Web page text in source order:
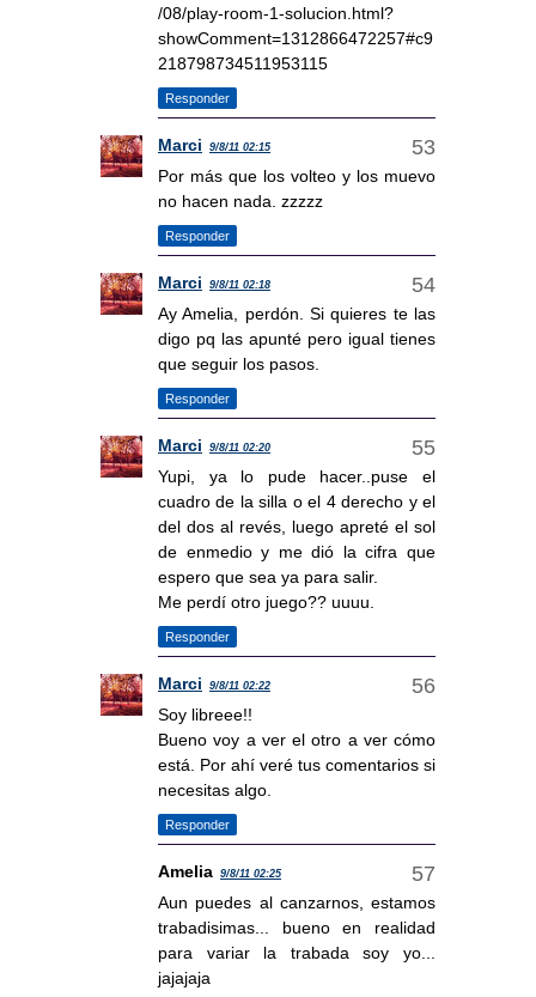
/08/play-room-1-solucion.html?
showComment=1312866472257#c9
218798734511953115
Responder
Marci 9/8/11 02:15
Por más que los volteo y los muevo
no hacen nada. zzzzz
Responder
Marci 9/8/11 02:18
Ay Amelia, perdón. Si quieres te las
digo pq las apunté pero igual tienes
que seguir los pasos.
Responder
Marci 9/8/11 02:20
Yupi, ya lo pude hacer..puse el
cuadro de la silla o el 4 derecho y el
del dos al revés, luego apreté el sol
de enmedio y me dió la cifra que
espero que sea ya para salir.
Me perdí otro juego?? uuuu.
Responder
Marci 9/8/11 02:22
Soy libreee!!
Bueno voy a ver el otro a ver cómo
está. Por ahí veré tus comentarios si
necesitas algo.
Responder
Amelia 9/8/11 02:25
Aun puedes al canzarnos, estamos
trabadisimas... bueno en realidad
para variar la trabada soy yo...
jajajaja